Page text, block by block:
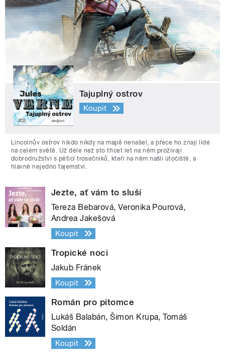
Tajuplný ostrov
Koupit
Lincolnův ostrov nikdo nikdy na mapě nenašel, a přece ho znají lidé
na celém světě. Už déle než sto třicet let na něm prožívají
dobrodružství s pěticí trosečníků, kteří na něm našli útočiště, a
hlavně nejedno tajemství.
Jezte, ať vám to sluší
Tereza Bebarová, Veronika Pourová,
Andrea Jakešová
Koupit
Tropické noci
Jakub Fránek
Koupit
Román pro pitomce
Lukáš Balabán, Šimon Krupa, Tomáš
Soldán
Koupit